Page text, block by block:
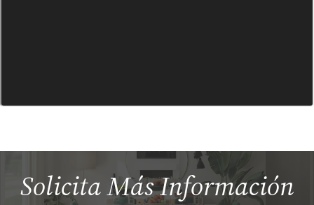
Solicita MásInformación